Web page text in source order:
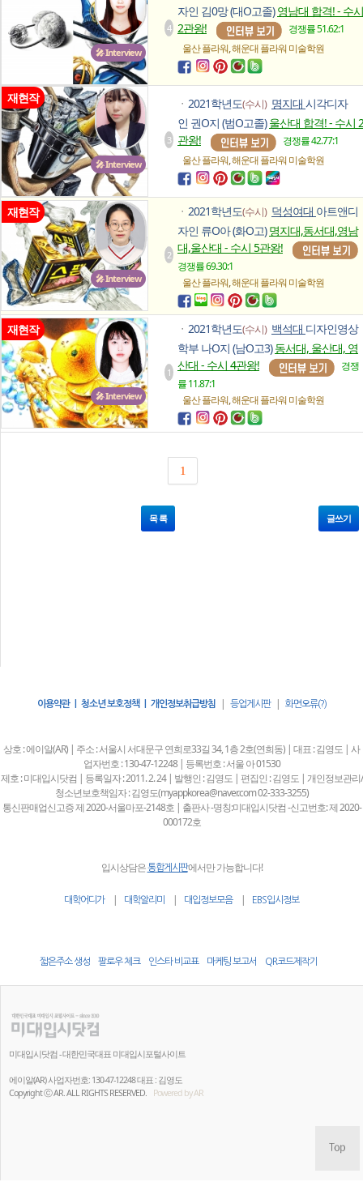
🎤 Interview
4
자인 김0망 (대O고졸)영남대 합격! - 수시
2관왕!
경쟁률 51.62:1
울산 플라워,해운대 플라워미술학원
🎤 Interview
재현작
3
ㆍ 2021학년도(수시) 명지대 시각디자
인 권O지 (범O고졸)울산대 합격! - 수시 2
관왕!
경쟁률 42.77:1
울산 플라워,해운대 플라워미술학원
🎤 Interview
재현작
2
ㆍ 2021학년도(수시) 덕성여대 아트앤디
자인 류O아 (화O고)명지대,동서대,영남
대,울산대 - 수시 5관왕!
경쟁률 69.30:1
울산 플라워,해운대 플라워미술학원
🎤 Interview
재현작
1
ㆍ 2021학년도(수시) 백석대 디자인영상
학부 나O지 (남O고3)동서대, 울산대, 영
산대 - 수시 4관왕!
경쟁
률 11.87:1
울산 플라워,해운대 플라워미술학원
1
목 록 글쓰기
이용약관 | 청소년 보호정책 | 개인정보취급방침| 등업게시판| 화면오류(?)
상호 : 에이알(AR) | 주소 : 서울시 서대문구 연희로33길 34, 1층 2호(연희동) | 대표 : 김영도 | 사
업자번호 : 130-47-12248 | 등록번호 : 서울 아 01530
제호 : 미대입시닷컴 | 등록일자 : 2011. 2. 24 | 발행인 : 김영도 | 편집인 : 김영도 | 개인정보관리/
청소년보호책임자 : 김영도(myappkorea@naver.com 02-333-3255)
통신판매업신고증 제 2020-서울마포-2148호 | 출판사 -명칭:미대입시닷컴 -신고번호: 제 2020-
000172호
입시상담은통합게시판에서만 가능합니다!
대학어디가| 대학알리미 | 대입정보모음| EBS입시정보
짧은주소 생성 팔로우 체크 인스타 비교표 마케팅 보고서 QR코드제작기
미대입시닷컴 - 대한민국대표 미대입시포털사이트
에이알(AR) 사업자번호: 130-47-12248 대표 : 김영도
Copyright ⓒ AR. ALL RIGHTS RESERVED. Powered by AR